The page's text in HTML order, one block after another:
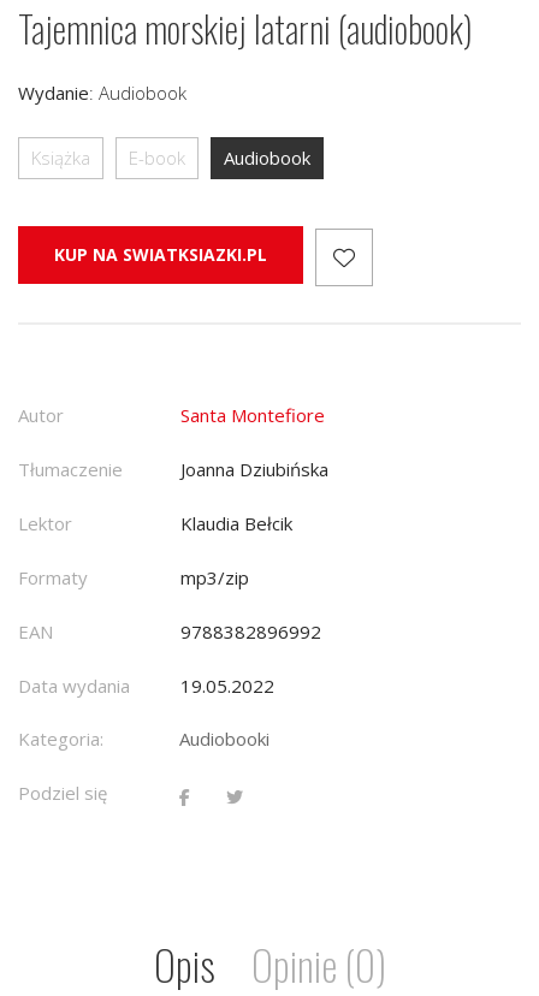
Tajemnica morskiej latarni (audiobook)
Wydanie: Audiobook
Książka E-book Audiobook
KUP NA SWIATKSIAZKI.PL
Autor Santa Montefiore
Tłumaczenie Joanna Dziubińska
Lektor Klaudia Bełcik
Formaty mp3/zip
EAN 9788382896992
Data wydania 19.05.2022
Kategoria: Audiobooki
Podziel się
Opis Opinie (0)